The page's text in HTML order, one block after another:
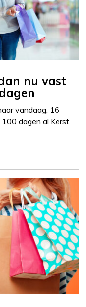
nu vast
vandaag, 16
dagen al Kerst.